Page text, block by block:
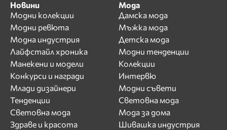
Новини
Модни колекции
Модни ревюта
Модна индустрия
Лайфстайл хроника
Манекени и модели
Конкурси и награди
Млади дизайнери
Тенденции
Световна мода
Здраве и красота
Мода
Дамска мода
Мъжка мода
Детска мода
Модни тенденции
Колекции
Интервю
Модни съвети
Световна мода
Мода за дома
Шивашка индустрия